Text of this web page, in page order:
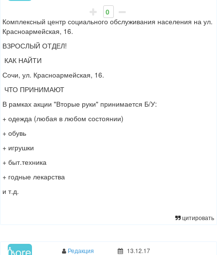
0
Комплексный центр социального обслуживания населения на ул.
Красноармейская, 16.
ВЗРОСЛЫЙ ОТДЕЛ!
КАК НАЙТИ
Сочи, ул. Красноармейская, 16.
ЧТО ПРИНИМАЮТ
В рамках акции "Вторые руки" принимается Б/У:
+ одежда (любая в любом состоянии)
+ обувь
+ игрушки
+ быт.техника
+ годные лекарства
и т.д.
цитировать
Редакция 13.12.17